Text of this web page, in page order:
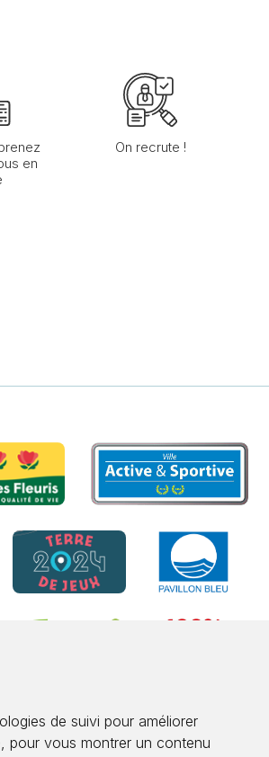
de suivi pour améliorer
pour vous montrer un contenu
en
On recrute !